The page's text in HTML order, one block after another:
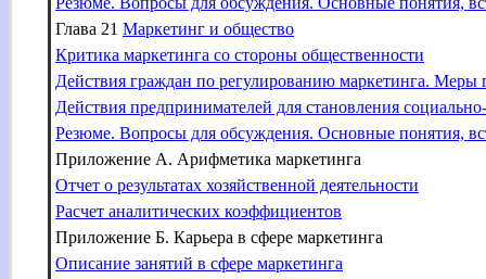
Глава 21 Маркетинг и общество
Критика маркетинга со стороны общественности
Действия граждан по регулированию маркетинга. Меры
Действия предпринимателей для становления
Резюме. Вопросы для обсуждения. Основные понятия,
Приложение А. Арифметика маркетинга
Отчет о результатах хозяйственной деятельности
Расчет аналитических коэффициентов
Приложение Б. Карьера в сфере маркетинга
Описание занятий в сфере маркетинга